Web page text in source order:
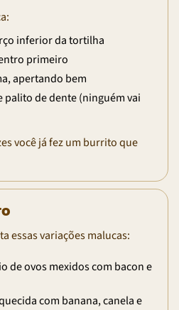
inferior da tortilha
primeiro
apertando bem
palito de dente (ninguém vai
você já fez um burrito que
essas variações malucas:
de ovos mexidos com bacon e
com banana, canela e